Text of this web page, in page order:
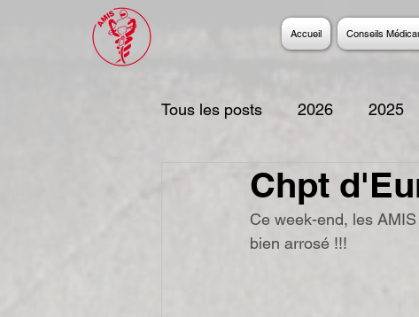
Accueil Conseils
Tous les posts 2026 2025
2016 2015
Chpt
Ce week-end, les
bien arrosé !!!